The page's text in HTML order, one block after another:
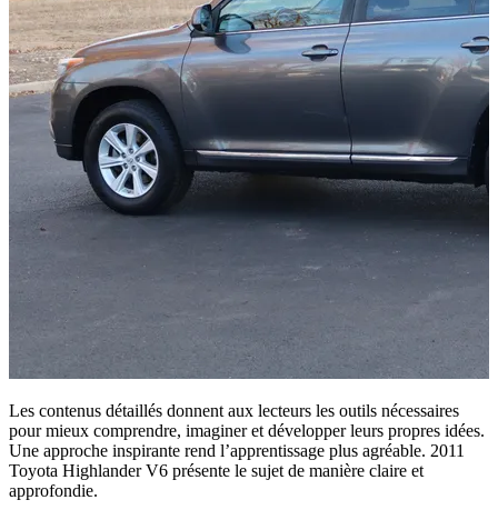
Les contenus détaillés donnent aux lecteurs les outils nécessaires
pour mieux comprendre, imaginer et développer leurs propres idées.
Une approche inspirante rend l’apprentissage plus agréable. 2011
Toyota Highlander V6 présente le sujet de manière claire et
approfondie.